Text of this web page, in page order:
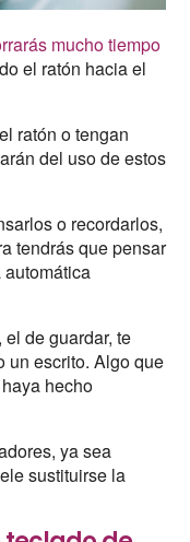
mucho tiempo
el ratón hacia el
ratón o tengan
del uso de estos
o recordarlos,
tendrás que pensar
de guardar, te
un escrito. Algo que
hecho
ya sea
sustituirse la